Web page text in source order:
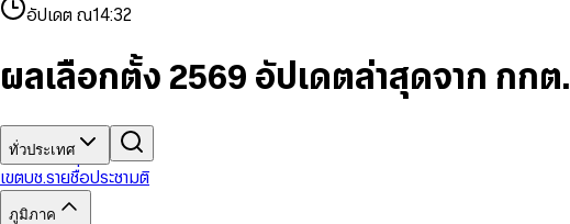
9 9
5
7
8
993
5
6
8
9
84
6
7
9
3
5
6
8
9
7
9
อัปเดต ณ14:32
ผลเลือกตั้ง 2569 อัปเดตล่าสุดจาก กกต.
ทั่วประเทศ
เขตบช.รายชื่อประชามติ
ภูมิภาค